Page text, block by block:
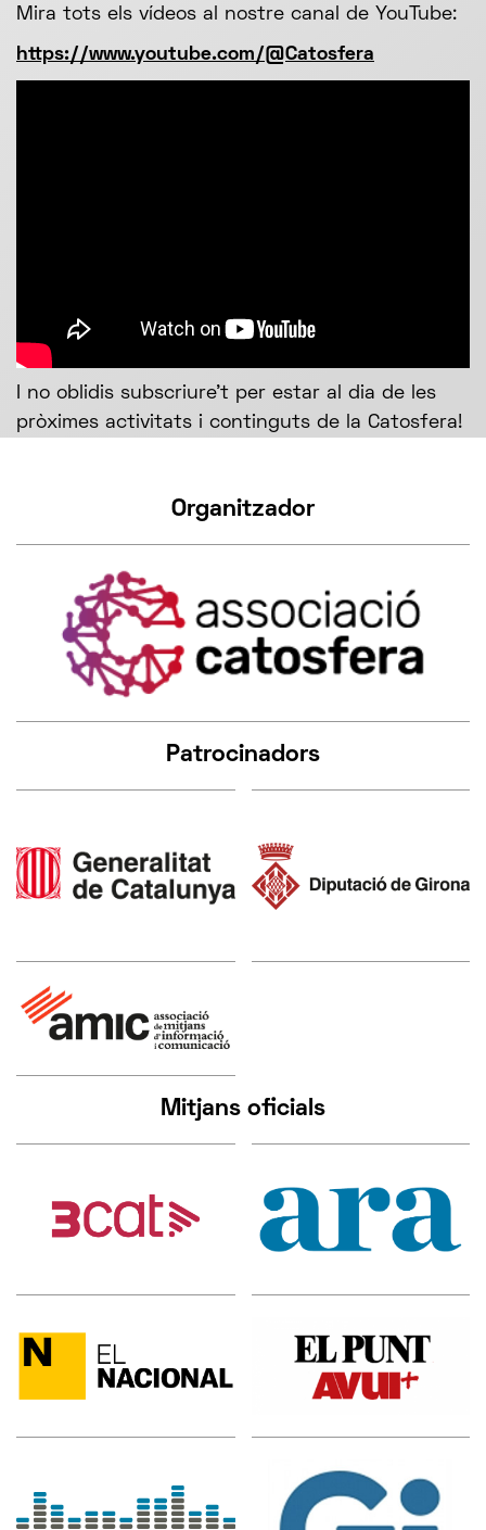
Mira tots els vídeos al nostre canal de YouTube:
https://www.youtube.com/@Catosfera
I no oblidis subscriure’t per estar al dia de les
pròximes activitats i continguts de la Catosfera!
Organitzador
Patrocinadors
Mitjans oficials